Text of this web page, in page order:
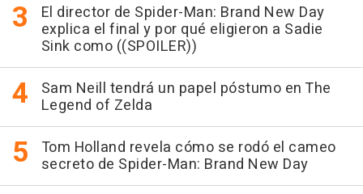
El director de Spider-Man: Brand New Day
explica el final y por qué eligieron a Sadie
Sink como ((SPOILER))
Sam Neill tendrá un papel póstumo en The
Legend of Zelda
Tom Holland revela cómo se rodó el cameo
secreto de Spider-Man: Brand New Day